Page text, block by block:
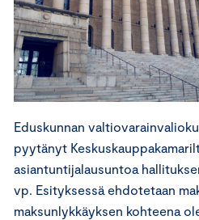
Eduskunnan
pyytänyt
asiantuntijalausuntoa
vp. Esityksessä ehdotetaan
maksunlykkäyksen kohteena